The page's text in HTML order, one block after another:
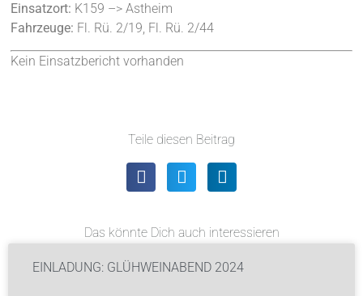
Einsatzort: K159 –> Astheim
Fahrzeuge: Fl. Rü. 2/19, Fl. Rü. 2/44
Kein Einsatzbericht vorhanden
Teile diesen Beitrag
Das könnte Dich auch interessieren
EINLADUNG: GLÜHWEINABEND 2024